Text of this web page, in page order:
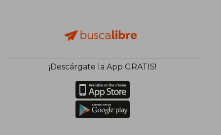
¡Descárgate la App GRATIS!